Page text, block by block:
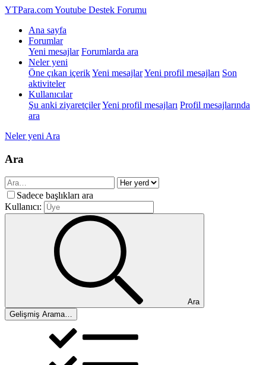
YTPara.comYoutube Destek Forumu
Ana sayfa
Forumlar
Yeni mesajlar Forumlarda ara
Neler yeni
Öne çıkan içerikYeni mesajlarYeni profil mesajları Son
aktiviteler
Kullanıcılar
Şu anki ziyaretçilerYeni profil mesajları Profil mesajlarında
ara
Neler yeni Ara
Ara
Sadece başlıkları ara
Kullanıcı:
Ara
Gelişmiş Arama…